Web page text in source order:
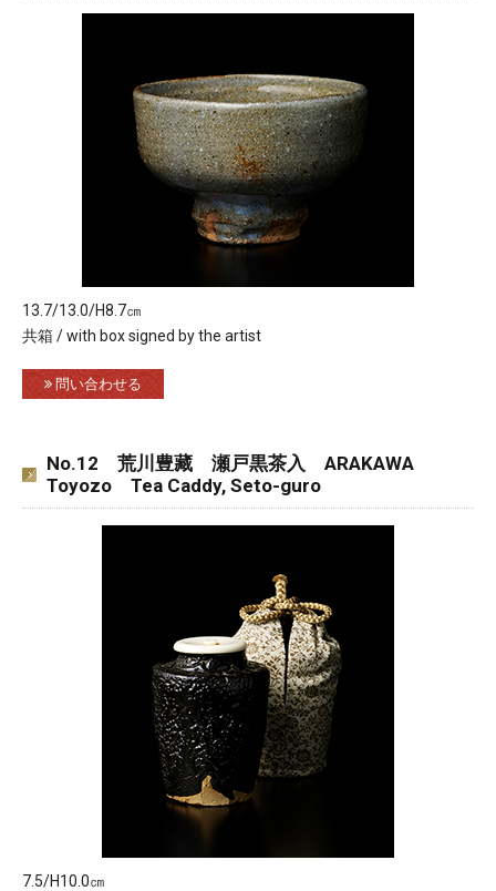
13.7/13.0/H8.7㎝
共箱 / with box signed by the artist
問い合わせる
No.12 荒川豊藏 瀬戸黒茶入 ARAKAWA
Toyozo Tea Caddy, Seto-guro
7.5/H10.0㎝